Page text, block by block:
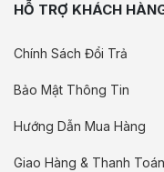
HỖ TRỢ KHÁCH
Chính Sách Đổi Trả
Bảo Mật Thông Tin
Hướng Dẫn Mua Hàng
Giao Hàng & Thanh Toán